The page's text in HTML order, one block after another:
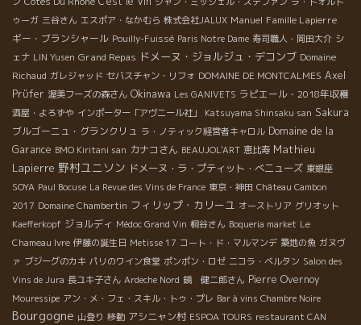
ゥーガ 三谷さん エスポア・なかむら 株式会社JALUX Manuel Famille Lapierre
ギー・ブランシャール Pouilly-Fuissé Paris Notre Dame 寿司職人・岡田大介 シ
ェナ LIN Yusen Grand Repas ドメーヌ・ジョルジュ・デコンブ Domaine
Richaud ガレジャッド セバスチャン・リフォ DOMAINE DE MONTCALMES Axel
Prϋfer 渥美フーズの森さん Okinawa Les GANIVETS ラピエール・2018年収穫
酒屋・よろずや インポーター「アヴニール社」 Katsuyama Shinsaku san Sakura
ブルゴーニュ・グランクリュ ラ・ノティック経営者キャロル Domaine de la
Garance BMO Kiritani san カナコさん BEAUJOL'ART 恵比寿 Mathieu
Lapierre 野村ユニソン ドメーヌ・ラ・プティット・べニューズ 東銀座
SOYA Paul Bocuse La Revue des Vins de France 東京・神田 Château Cambon
2017 Domaine Chambertin フィリップ・カリーユ オーストリア グリオット
Kaefferkopf ジョルディ Médoc Grand Vin 桐谷さん Boqueria market Le
Chameau Ivre 伊藤の誕生日 Metisse 17 コート・ド・マルマンデ 築地の魚 ガヌヴ
ァ ブジーグのカキ パリのワイン食堂 ポンポン・ロゼ ニコラ・ベルタン Salon des
Vins de Jura 長ユキ子さん Ardeche Nord 鏡 健二郎さん Pierre Overnoy
Mouressipe アン・メ・フェ・スキル・トゥ・プレ Bar à vins Chambre Noire
Bourgogne 山登り 移動 アシニャン村 ESPOA TOURS restaurant CAN